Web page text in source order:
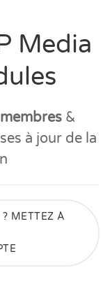
Media
&
à jour de la
METTEZ À